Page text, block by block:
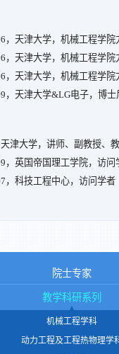
，天津大学，机械工程学院
，天津大学，机械工程学院
，天津大学，机械工程学院
，天津大学&LG电子，博士
津大学，讲师、副教授、
，英国帝国理工学院，访问
，科技工程中心，访问学者
院士专家
教学科研系列
机械工程学科
动力工程及工程热物理学